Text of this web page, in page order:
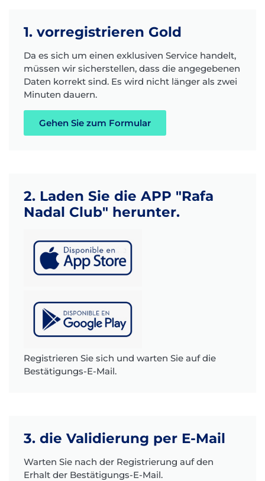
1. vorregistrieren Gold
Da es sich um einen exklusiven Service handelt,
müssen wir sicherstellen, dass die angegebenen
Daten korrekt sind. Es wird nicht länger als zwei
Minuten dauern.
Gehen Sie zum Formular
2. Laden Sie die APP "Rafa
Nadal Club" herunter.
Registrieren Sie sich und warten Sie auf die
Bestätigungs-E-Mail.
3. die Validierung per E-Mail
Warten Sie nach der Registrierung auf den
Erhalt der Bestätigungs-E-Mail.